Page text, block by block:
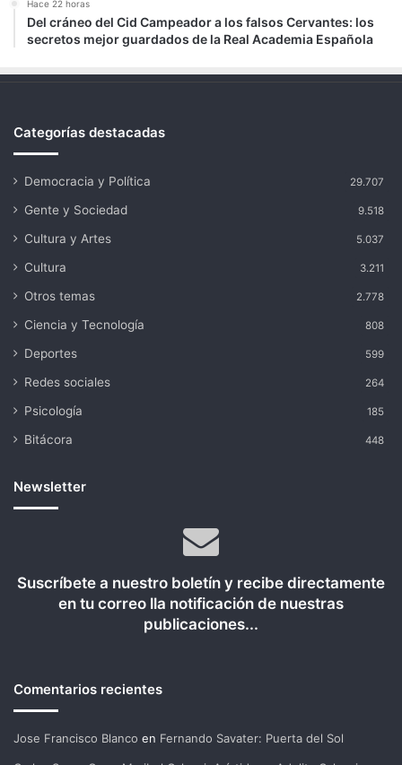
Hace 22 horas
Del cráneo del Cid Campeador a los falsos Cervantes: los
secretos mejor guardados de la Real Academia Española
Categorías destacadas
Democracia y Política 29.707
Gente y Sociedad 9.518
Cultura y Artes 5.037
Cultura 3.211
Otros temas 2.778
Ciencia y Tecnología 808
Deportes 599
Redes sociales 264
Psicología 185
Bitácora 448
Newsletter
Suscríbete a nuestro boletín y recibe directamente
en tu correo lla notificación de nuestras
publicaciones...
Comentarios recientes
Jose Francisco Blanco en Fernando Savater: Puerta del Sol